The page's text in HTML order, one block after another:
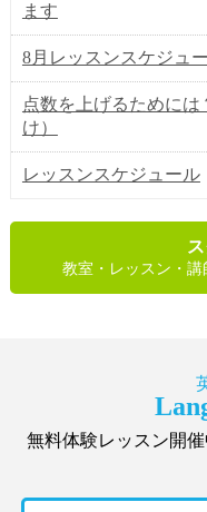
ます
8月レッスンスケジュ
点数を上げるために
け）
レッスンスケジュール
教室・レッスン・
無料体験レッスン開